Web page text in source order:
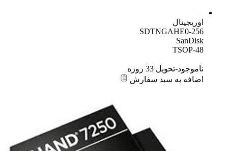
اوریجینال
SDTNGAHE0-256
SanDisk
TSOP-48
ناموجود-تحویل 33 روزه
اضافه به سبد سفارش